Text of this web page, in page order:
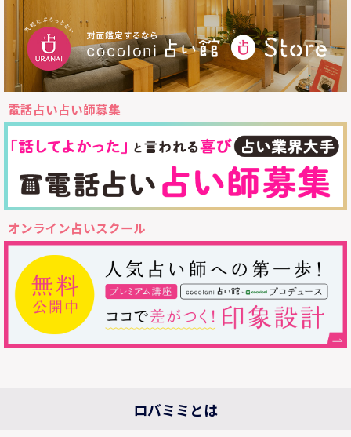
電話占い占い師募集
オンライン占いスクール
ロバミミとは